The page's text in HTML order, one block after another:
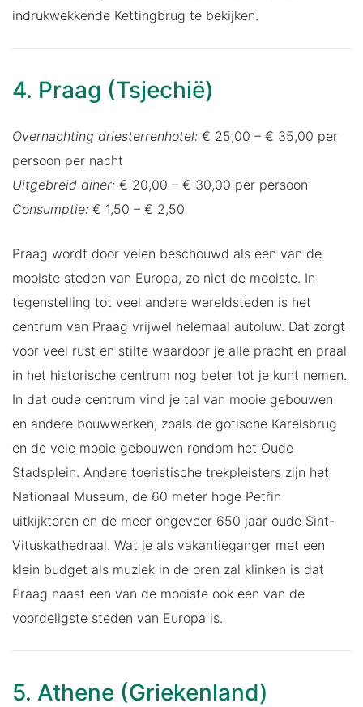
indrukwekkende Kettingbrug te bekijken.
4. Praag (Tsjechië)
Overnachting driesterrenhotel: € 25,00 – € 35,00 per
persoon per nacht
Uitgebreid diner: € 20,00 – € 30,00 per persoon
Consumptie: € 1,50 – € 2,50
Praag wordt door velen beschouwd als een van de
mooiste steden van Europa, zo niet de mooiste. In
tegenstelling tot veel andere wereldsteden is het
centrum van Praag vrijwel helemaal autoluw. Dat zorgt
voor veel rust en stilte waardoor je alle pracht en praal
in het historische centrum nog beter tot je kunt nemen.
In dat oude centrum vind je tal van mooie gebouwen
en andere bouwwerken, zoals de gotische Karelsbrug
en de vele mooie gebouwen rondom het Oude
Stadsplein. Andere toeristische trekpleisters zijn het
Nationaal Museum, de 60 meter hoge Petřin
uitkijktoren en de meer ongeveer 650 jaar oude Sint-
Vituskathedraal. Wat je als vakantieganger met een
klein budget als muziek in de oren zal klinken is dat
Praag naast een van de mooiste ook een van de
voordeligste steden van Europa is.
5. Athene (Griekenland)